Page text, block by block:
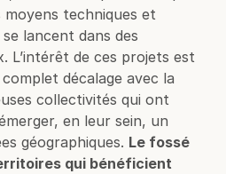
techniques et
lancent dans des
L’intérêt de ces projets est
décalage avec la
collectivités qui ont
en leur sein, un
géographiques. Le fossé
qui bénéficient